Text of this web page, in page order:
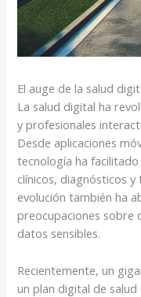
El auge de la salud
La salud digital ha
y profesionales
Desde aplicaciones
tecnología ha
clínicos, diagnósticos
evolución también ha
preocupaciones sobre
datos sensibles.
Recientemente, un
un plan digital de